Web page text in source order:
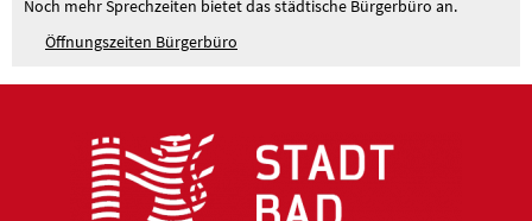
Noch mehr Sprechzeiten bietet das städtische Bürgerbüro an.
Öffnungszeiten Bürgerbüro